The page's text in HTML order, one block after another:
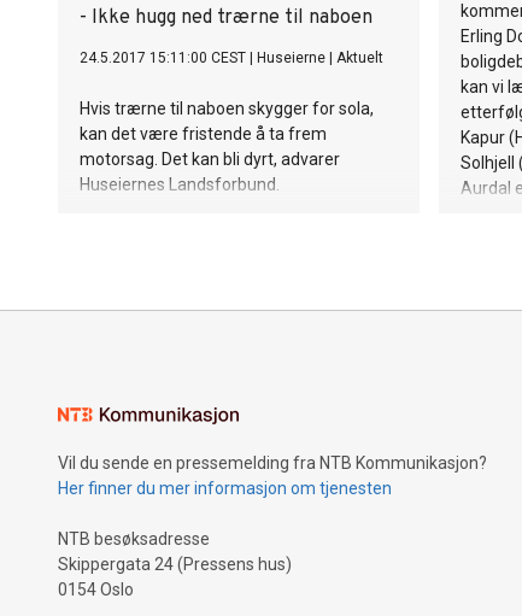
- Ikke hugg ned trærne til naboen
24.5.2017 15:11:00 CEST Huseierne Aktuelt
Hvis trærne til naboen skygger for sola,
kan det være fristende å ta frem
motorsag. Det kan bli dyrt, advarer
Huseiernes Landsforbund.
Erling
kan vi
Kapur
Solhjell
Aurdal
Vil du sende en pressemelding fra NTB Kommunikasjon?
Her finner du mer informasjon om tjenesten
NTB besøksadresse
Skippergata 24 (Pressens hus)
0154 Oslo